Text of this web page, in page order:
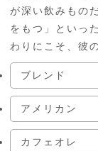
が深い飲みもの
をもつ」といっ
わりにこそ、彼
ブレンド
アメリカン
カフェオレ